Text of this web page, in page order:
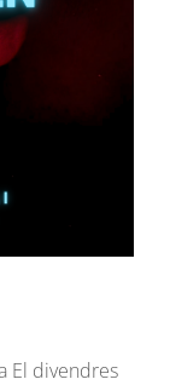
El divendres